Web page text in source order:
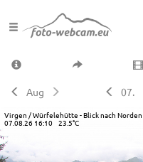
Aug 07.
Virgen / Würfelehütte - Blick nach Norden
07.08.26 16:10 23.5°C